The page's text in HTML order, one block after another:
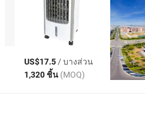
US$17.5/ บางส่วน
1,320 ชิ้น (MOQ)